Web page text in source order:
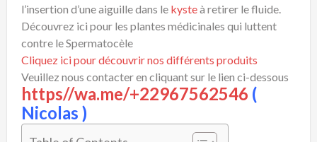
l’insertion d’une aiguille dans le kysteà retirer le fluide.
Découvrez ici pour les plantes médicinales qui luttent
contre le Spermatocèle
Cliquez ici pour découvrir nos différents produits
Veuillez nous contacter en cliquant sur le lien ci-dessous
https//wa.me/+22967562546 (
Nicolas )